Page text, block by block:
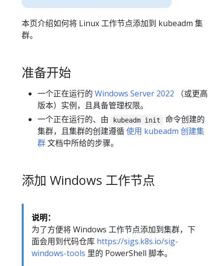
本页介绍如何将 Linux 工作节点添加到 kubeadm 集
群。
准备开始
一个正在运行的 Windows Server 2022 （或更高
版本）实例，且具备管理权限。
一个正在运行的、由
kubeadm init
命令创建的
集群，且集群的创建遵循使用 kubeadm 创建集
群文档中所给的步骤。
添加 Windows 工作节点
说明：
为了方便将 Windows 工作节点添加到集群，下
面会用到代码仓库 https://sigs.k8s.io/sig-
windows-tools 里的 PowerShell 脚本。